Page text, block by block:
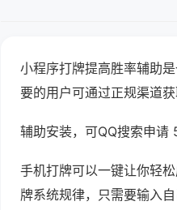
小程序打牌提高胜率辅助
要的用户可通过正规渠道获
辅助安装，可QQ搜索申
手机打牌可以一键让你轻
牌系统规律，只需要输入